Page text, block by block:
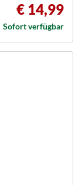
€ 14,99
Sofort verfügbar